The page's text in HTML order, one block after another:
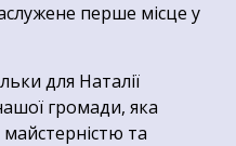
перше місце у
для Наталії
громади, яка
майстерністю та